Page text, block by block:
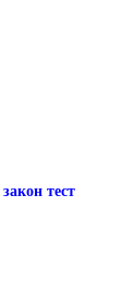
тест